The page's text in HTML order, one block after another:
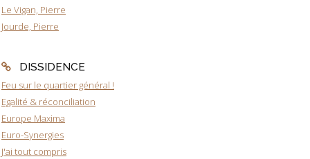
Le Vigan, Pierre
Jourde, Pierre
DISSIDENCE
Feu sur le quartier général !
Egalité & réconciliation
Europe Maxima
Euro-Synergies
J'ai tout compris